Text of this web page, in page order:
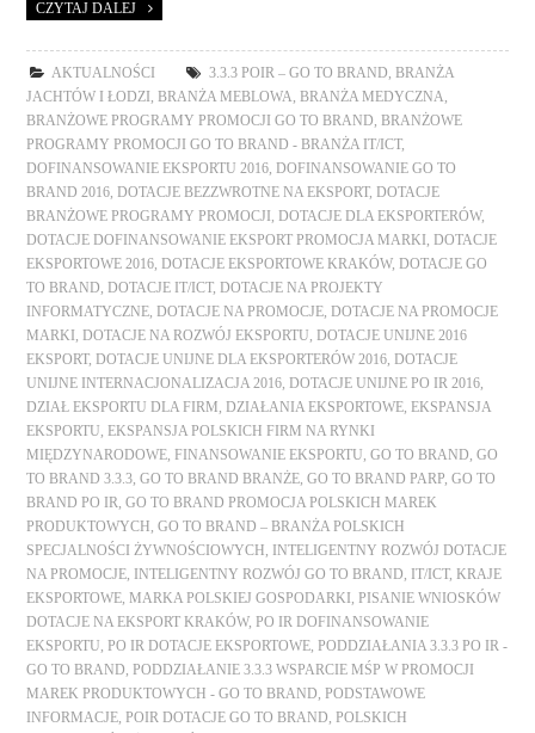
CZYTAJ DALEJ
AKTUALNOŚCI 3.3.3 POIR – GO TO BRAND,BRANŻA
JACHTÓW I ŁODZI ,BRANŻA MEBLOWA,BRANŻA MEDYCZNA,
BRANŻOWE PROGRAMY PROMOCJI GO TO BRAND,BRANŻOWE
PROGRAMY PROMOCJI GO TO BRAND - BRANŻA IT/ICT,
DOFINANSOWANIE EKSPORTU 2016,DOFINANSOWANIE GO TO
BRAND 2016,DOTACJE BEZZWROTNE NA EKSPORT,DOTACJE
BRANŻOWE PROGRAMY PROMOCJI ,DOTACJE DLA EKSPORTERÓW,
DOTACJE DOFINANSOWANIE EKSPORT PROMOCJA MARKI ,DOTACJE
EKSPORTOWE 2016,DOTACJE EKSPORTOWE KRAKÓW,DOTACJE GO
TO BRAND,DOTACJE IT/ICT,DOTACJE NA PROJEKTY
INFORMATYCZNE,DOTACJE NA PROMOCJE,DOTACJE NA PROMOCJE
MARKI ,DOTACJE NA ROZWÓJ EKSPORTU,DOTACJE UNIJNE 2016
EKSPORT,DOTACJE UNIJNE DLA EKSPORTERÓW 2016,DOTACJE
UNIJNE INTERNACJONALIZACJA 2016,DOTACJE UNIJNE PO IR 2016,
DZIAŁ EKSPORTU DLA FIRM,DZIAŁANIA EKSPORTOWE,EKSPANSJA
EKSPORTU,EKSPANSJA POLSKICH FIRM NA RYNKI
MIĘDZYNARODOWE, FINANSOWANIE EKSPORTU,GO TO BRAND,GO
TO BRAND 3.3.3,GO TO BRAND BRANŻE,GO TO BRAND PARP,GO TO
BRAND PO IR,GO TO BRAND PROMOCJA POLSKICH MAREK
PRODUKTOWYCH,GO TO BRAND – BRANŻA POLSKICH
SPECJALNOŚCI ŻYWNOŚCIOWYCH,
INTELIGENTNY ROZWÓJ DOTACJE
NA PROMOCJE, INTELIGENTNY ROZWÓJ GO TO BRAND, IT/ICT,KRAJE
EKSPORTOWE,MARKA POLSKIEJ GOSPODARKI , PISANIE WNIOSKÓW
DOTACJE NA EKSPORT KRAKÓW, PO IR DOFINANSOWANIE
EKSPORTU, PO IR DOTACJE EKSPORTOWE, PODDZIAŁANIA 3.3.3 PO IR -
GO TO BRAND, PODDZIAŁANIE 3.3.3 WSPARCIE MŚP W PROMOCJI
MAREK PRODUKTOWYCH - GO TO BRAND, PODSTAWOWE
INFORMACJE, POIR DOTACJE GO TO BRAND, POLSKICH